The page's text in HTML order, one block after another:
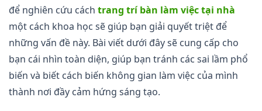
để nghiên cứu cách trang trí bàn làm việc tại nhà
một cách khoa học sẽ giúp bạn giải quyết triệt để
những vấn đề này. Bài viết dưới đây sẽ cung cấp cho
bạn cái nhìn toàn diện, giúp bạn tránh các sai lầm phổ
biến và biết cách biến không gian làm việc của mình
thành nơi đầy cảm hứng sáng tạo.